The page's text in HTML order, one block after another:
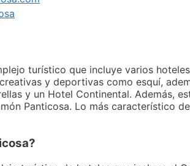
turístico que incluye varios
y deportivas como esquí,
y un Hotel Continental. Además,
Panticosa. Lo más característico